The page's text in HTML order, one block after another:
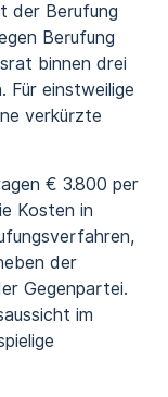
der Berufung
Berufung
binnen drei
Für einstweilige
verkürzte
€ 3.800 per
Kosten in
der
Gegenpartei.
im